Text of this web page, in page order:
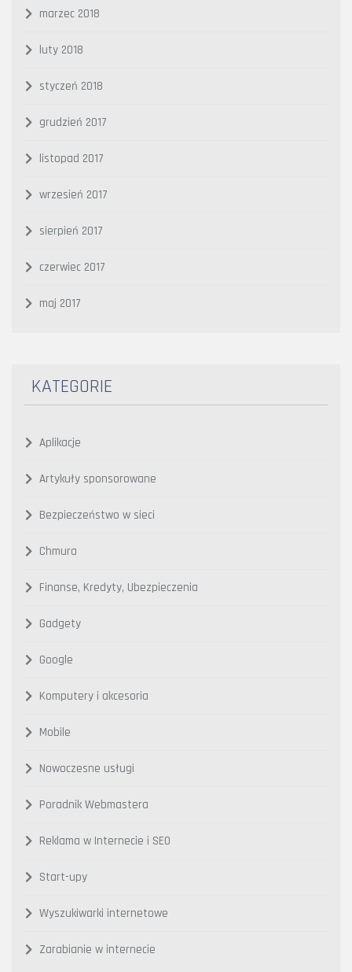
marzec 2018
luty 2018
styczeń 2018
grudzień 2017
listopad 2017
wrzesień 2017
sierpień 2017
czerwiec 2017
maj 2017
KATEGORIE
Aplikacje
Artykuły sponsorowane
Bezpieczeństwo w sieci
Chmura
Finanse, Kredyty, Ubezpieczenia
Gadgety
Google
Komputery i akcesoria
Mobile
Nowoczesne usługi
Poradnik Webmastera
Reklama w Internecie i SEO
Start-upy
Wyszukiwarki internetowe
Zarabianie w internecie